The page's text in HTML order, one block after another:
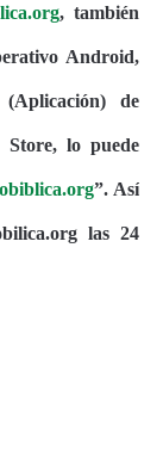
, también
Android,
de
lo puede
”. Así
las 24